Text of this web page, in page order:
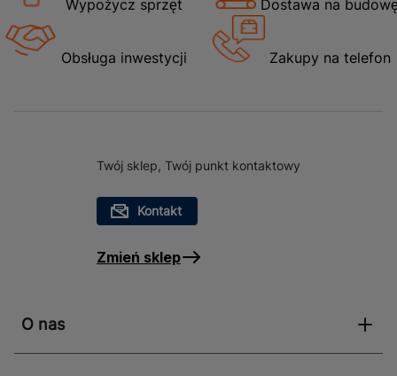
oraz grubość warstwy ścieralnej wynosząca 0,3 mm
zapewniają trwałość i odporność na zarysowania.
Panele są kompatybilne z ogrzewaniem podłogowym
Zastosowanie Panel winylowy SPC Suave Grey
kl.31 4mm op.1,52m2 wodoodporny.
Panel winylowy SPC Suave Grey znajduje zastosowanie
pomieszczeniach narażonych na wilgoć, takich jak
łazienki czy kuchnie. Jego elegancki wygląd i neutralna
kolorystyka sprawiają, że pasuje do nowoczesnych
Wypożycz sprzęt Dostawa na
Obsługa inwestycji Zakupy na telefon
Twój sklep, Twój punkt kontaktowy
Kontakt
Zmień sklep
O nas